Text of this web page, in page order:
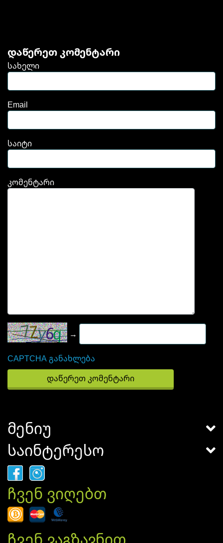
დაწერეთ კომენტარი
სახელი
Email
საიტი
კომენტარი
→
CAPTCHA განახლება
მენიუ
საინტერესო
ჩვენ ვიღებთ